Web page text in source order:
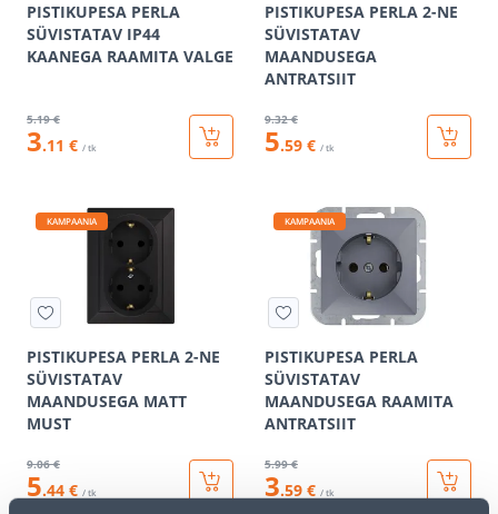
PISTIKUPESA PERLA
SÜVISTATAV IP44
KAANEGA RAAMITA VALGE
5.19 €
3.11 € / tk
PISTIKUPESA PERLA 2-NE
SÜVISTATAV
MAANDUSEGA
ANTRATSIIT
9.32 €
5.59 € / tk
KAMPAANIA
PISTIKUPESA PERLA 2-NE
SÜVISTATAV
MAANDUSEGA MATT
MUST
9.06 €
5.44 € / tk
KAMPAANIA
PISTIKUPESA PERLA
SÜVISTATAV
MAANDUSEGA RAAMITA
ANTRATSIIT
5.99 €
3.59 € / tk